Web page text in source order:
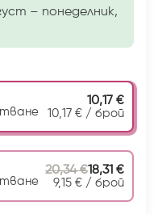
– понеделник,
10,17 €
10,17 €/ брой
20,34€18,31 €
9,15 €/ брой